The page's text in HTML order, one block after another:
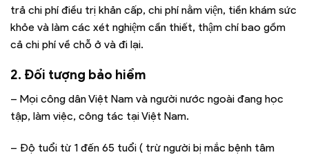
trả chi phí điều trị khản cấp, chi phí nằm viện, tiền khám sức
khỏe và làm các xét nghiệm cần thiết, thậm chí bao gồm
cả chi phí về chỗ ở và đi lại.
2. Đối tượng bảo hiểm
– Mọi công dân Việt Nam và người nước ngoài đang học
tập, làm việc, công tác tại Việt Nam.
– Độ tuổi từ 1 đến 65 tuổi ( trừ người bị mắc bệnh tâm